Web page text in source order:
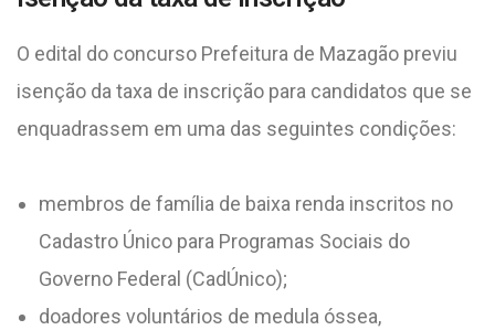
O edital do concurso Prefeitura de Mazagão previu
isenção da taxa de inscrição para candidatos que se
enquadrassem em uma das seguintes condições:
membros de família de baixa renda inscritos no
Cadastro Único para Programas Sociais do
Governo Federal (CadÚnico);
doadores voluntários de medula óssea,